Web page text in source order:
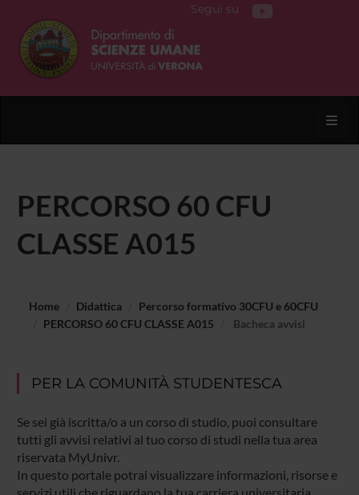
Segui su
PERCORSO 60 CFU
CLASSE A015
Home Didattica
Percorso formativo 30CFU e 60CFU
PERCORSO 60 CFU CLASSE A015
Bacheca avvisi
PER LA COMUNITÀ STUDENTESCA
Se sei già iscritta/o a un corso di studio, puoi consultare
tutti gli avvisi relativi al tuo corso di studi nella tua area
riservata MyUnivr.
In questo portale potrai visualizzare informazioni, risorse e